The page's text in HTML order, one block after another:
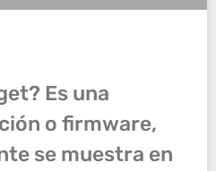
Es una
o firmware,
se muestra en